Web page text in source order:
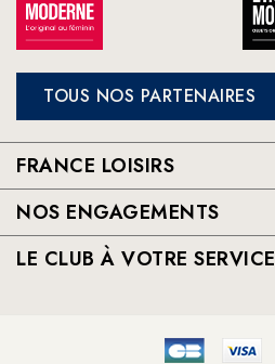
TOUS NOS PARTENAIRES
FRANCE LOISIRS
NOS ENGAGEMENTS
LE CLUB À VOTRE SERVICE